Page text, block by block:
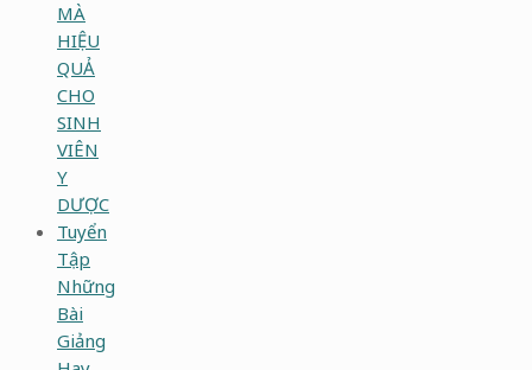
MÀ
HIỆU
QUẢ
CHO
SINH
VIÊN
Y
DƯỢC
Tuyển
Tập
Những
Bài
Giảng